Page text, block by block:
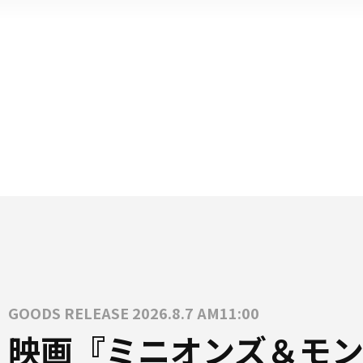
GOODS RELEASE 2026.8.7 AM11:00
映画『ミニオンズ＆モン